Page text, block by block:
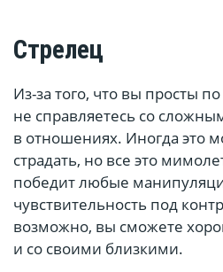
Стрелец
Из-за того, что вы просты
не справляетесь со
в отношениях. Иногда это
страдать, но все это
победит любые
чувствительность под
возможно, вы сможете
и со своими близкими.